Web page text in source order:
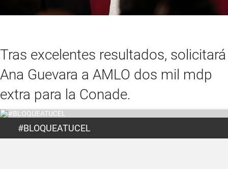
Tras excelentes resultados, solicitará
Ana Guevara a AMLO dos mil mdp
extra para la Conade.
#BLOQUEATUCEL